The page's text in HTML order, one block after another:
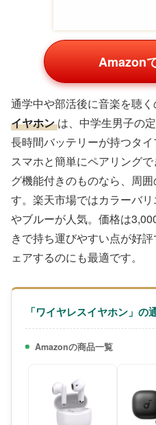
Amazon
通学中や部活後に音楽を聴
イヤホン は、中学生男子の
長時間バッテリーが持つタ
スマホと簡単にペアリング
グ機能付きのものなら、周
す。楽天市場ではカラーバ
やブルーが人気。価格は
きで持ち運びやすい点が好
ェアするのにも最適です。
「ワイヤレスイヤホン」の
Amazonの商品一覧